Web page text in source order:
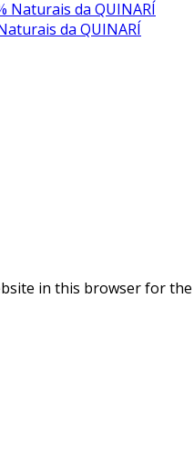
da QUINARÍ
in this browser for the